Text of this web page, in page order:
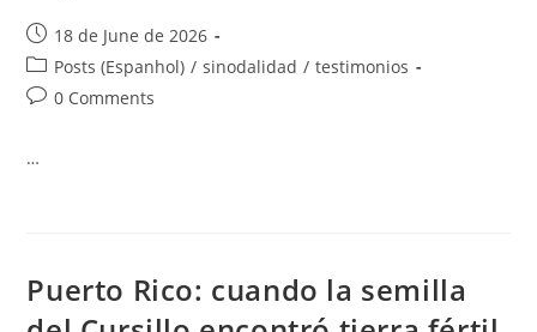
18 de June de 2026
Posts (Espanhol) / sinodalidad / testimonios
0 Comments
…
Puerto Rico: cuando la semilla